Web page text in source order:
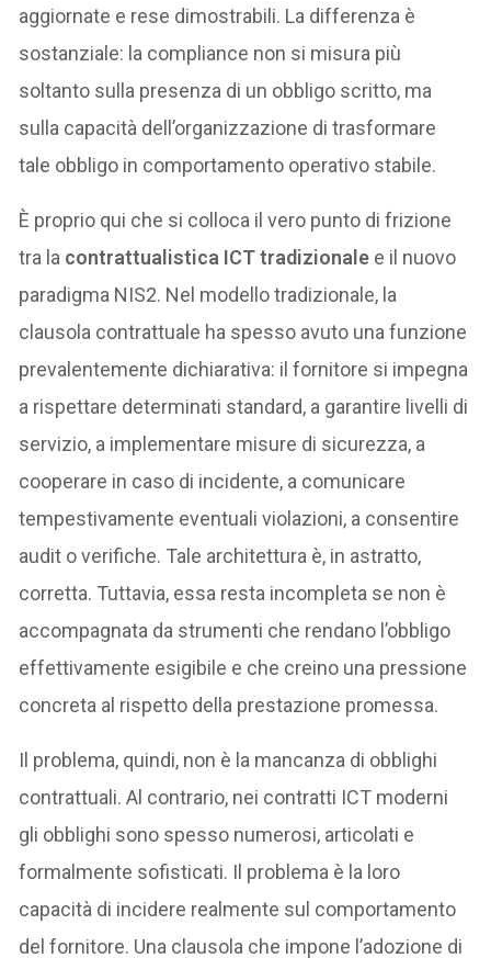
aggiornate e rese dimostrabili. La differenza è
sostanziale: la compliance non si misura più
soltanto sulla presenza di un obbligo scritto, ma
sulla capacità dell’organizzazione di trasformare
tale obbligo in comportamento operativo stabile.
È proprio qui che si colloca il vero punto di frizione
tra la contrattualistica ICT tradizionale e il nuovo
paradigma NIS2. Nel modello tradizionale, la
clausola contrattuale ha spesso avuto una funzione
prevalentemente dichiarativa: il fornitore si impegna
a rispettare determinati standard, a garantire livelli di
servizio, a implementare misure di sicurezza, a
cooperare in caso di incidente, a comunicare
tempestivamente eventuali violazioni, a consentire
audit o verifiche. Tale architettura è, in astratto,
corretta. Tuttavia, essa resta incompleta se non è
accompagnata da strumenti che rendano l’obbligo
effettivamente esigibile e che creino una pressione
concreta al rispetto della prestazione promessa.
Il problema, quindi, non è la mancanza di obblighi
contrattuali. Al contrario, nei contratti ICT moderni
gli obblighi sono spesso numerosi, articolati e
formalmente sofisticati. Il problema è la loro
capacità di incidere realmente sul comportamento
del fornitore. Una clausola che impone l’adozione di